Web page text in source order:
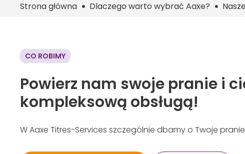
Strona główna Dlaczego warto wybrać Aaxe?
CO ROBIMY
Powierz nam swoje pranie i
kompleksową obsługą!
W Aaxe Titres-Services szczególnie dbamy o Twoje